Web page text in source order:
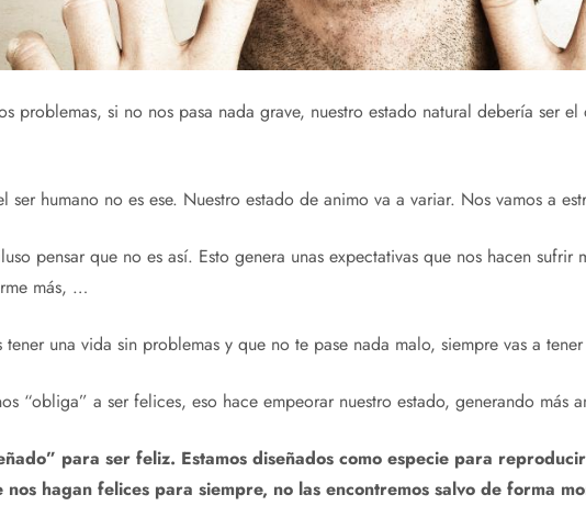
problemas, si no nos pasa nada grave, nuestro estado natural debería ser
humano no es ese. Nuestro estado de animo va a variar. Nos vamos a
pensar que no es así. Esto genera unas expectativas que nos hacen
más, …
una vida sin problemas y que no te pase nada malo, siempre vas a
“obliga” a ser felices, eso hace empeorar nuestro estado, generando
para ser feliz. Estamos diseñados como especie para
hagan felices para siempre, no las encontremos salvo de forma